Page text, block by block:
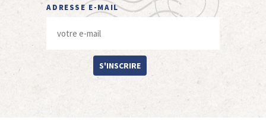
ADRESSE E-MAIL
S'INSCRIRE